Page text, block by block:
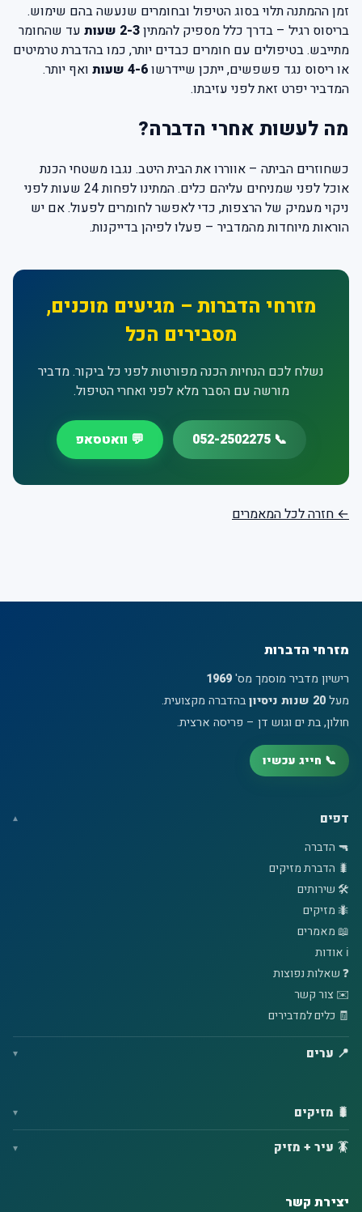
זמן ההמתנה תלוי בסוג הטיפול ובחומרים שנעשה בהם שימוש.
בריסוס רגיל – בדרך כלל מספיק להמתין2-3 שעות
עד שהחומר
מתייבש. בטיפולים עם חומרים כבדים יותר, כמו בהדברת טרמיטים
או ריסוס נגד פשפשים, ייתכן שיידרשו4-6 שעות
ואף יותר.
המדביר יפרט זאת לפני עזיבתו.
מה לעשות אחרי הדברה?
כשחוזרים הביתה – אווררו את הבית היטב. נגבו משטחי הכנת
אוכל לפני שמניחים עליהם כלים. המתינו לפחות 24 שעות לפני
ניקוי מעמיק של הרצפות, כדי לאפשר לחומרים לפעול. אם יש
הוראות מיוחדות מהמדביר – פעלו לפיהן בדייקנות.
מזרחי הדברות – מגיעים מוכנים,
מסבירים הכל
נשלח לכם הנחיות הכנה מפורטות לפני כל ביקור. מדביר
מורשה עם הסבר מלא לפני ואחרי הטיפול.
📞 052-2502275 💬 וואטסאפ
← חזרה לכל המאמרים
מזרחי הדברות
רישיון מדביר מוסמך מס'1969
מעל20 שנות ניסיון
בהדברה מקצועית.
חולון, בת ים וגוש דן – פריסה ארצית.
📞 חייג עכשיו
דפים
🔫 הדברה
🐛 הדברת מזיקים
🛠️ שירותים
🐜 מזיקים
📖 מאמרים
ℹ️ אודות
❓ שאלות נפוצות
✉️ צור קשר
🧾 כלים למדבירים
📍 ערים
🐛 מזיקים
🪳 עיר + מזיק
יצירת קשר